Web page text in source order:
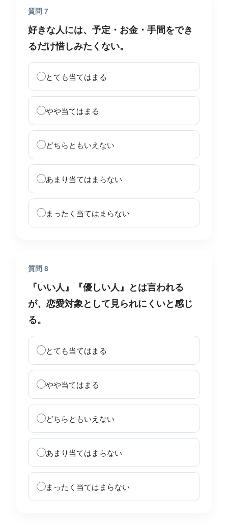
質問 7
好きな人には、予定・お金・手間をでき
るだけ惜しみたくない。
とても当てはまる
やや当てはまる
どちらともいえない
あまり当てはまらない
まったく当てはまらない
質問 8
『いい人』『優しい人』とは言われる
が、恋愛対象として見られにくいと感じ
る。
とても当てはまる
やや当てはまる
どちらともいえない
あまり当てはまらない
まったく当てはまらない